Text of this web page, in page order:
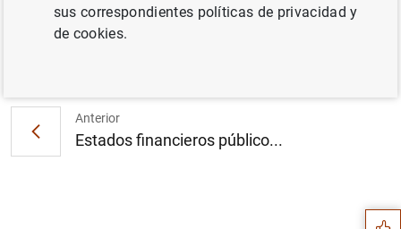
Anterior
Estados financieros público...
Sugerencias
sus correspondientes políticas de privacidad y
de cookies.